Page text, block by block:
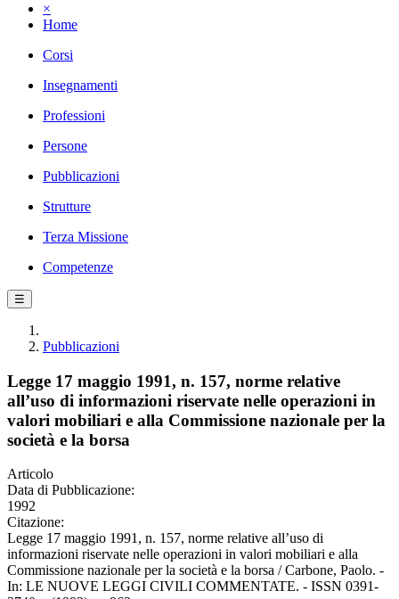
×
Home
Corsi
Insegnamenti
Professioni
Persone
Pubblicazioni
Strutture
Terza Missione
Competenze
☰
Pubblicazioni
Legge 17 maggio 1991, n. 157, norme relative
all’uso di informazioni riservate nelle operazioni in
valori mobiliari e alla Commissione nazionale per la
società e la borsa
Articolo
Data di Pubblicazione:
1992
Citazione:
Legge 17 maggio 1991, n. 157, norme relative all’uso di
informazioni riservate nelle operazioni in valori mobiliari e alla
Commissione nazionale per la società e la borsa / Carbone, Paolo. -
In: LE NUOVE LEGGI CIVILI COMMENTATE. - ISSN 0391-